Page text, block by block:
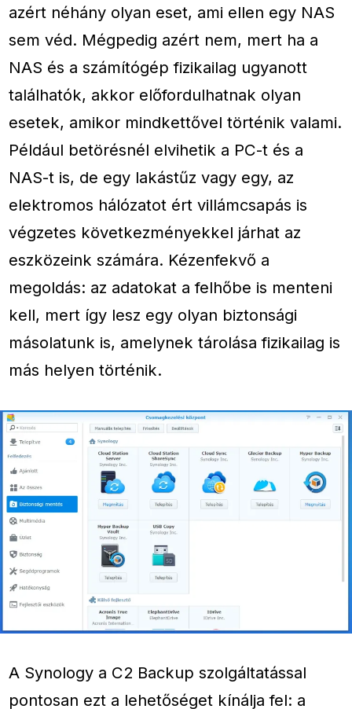
azért néhány olyan eset, ami ellen egy NAS
sem véd. Mégpedig azért nem, mert ha a
NAS és a számítógép fizikailag ugyanott
találhatók, akkor előfordulhatnak olyan
esetek, amikor mindkettővel történik valami.
Például betörésnél elvihetik a PC-t és a
NAS-t is, de egy lakástűz vagy egy, az
elektromos hálózatot ért villámcsapás is
végzetes következményekkel járhat az
eszközeink számára. Kézenfekvő a
megoldás: az adatokat a felhőbe is menteni
kell, mert így lesz egy olyan biztonsági
másolatunk is, amelynek tárolása fizikailag is
más helyen történik.
A Synology a C2 Backup szolgáltatással
pontosan ezt a lehetőséget kínálja fel: a